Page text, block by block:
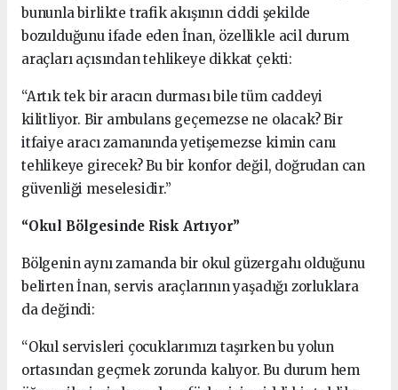
bununla birlikte trafik akışının ciddi şekilde
bozulduğunu ifade eden İnan, özellikle acil durum
araçları açısından tehlikeye dikkat çekti:
“Artık tek bir aracın durması bile tüm caddeyi
kilitliyor. Bir ambulans geçemezse ne olacak? Bir
itfaiye aracı zamanında yetişemezse kimin canı
tehlikeye girecek? Bu bir konfor değil, doğrudan can
güvenliği meselesidir.”
“Okul Bölgesinde Risk Artıyor”
Bölgenin aynı zamanda bir okul güzergahı olduğunu
belirten İnan, servis araçlarının yaşadığı zorluklara
da değindi:
“Okul servisleri çocuklarımızı taşırken bu yolun
ortasından geçmek zorunda kalıyor. Bu durum hem